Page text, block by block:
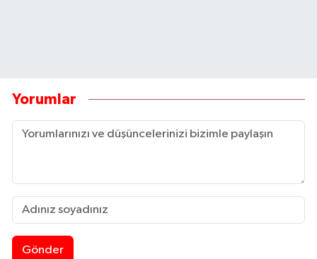
Yorumlar
Gönder